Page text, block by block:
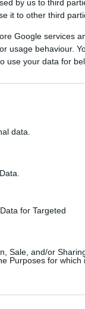
by us to third
it to other third
Google services
usage behaviour.
use your data for
data.
for Targeted
Sale, and/or
Purposes for which
care sa fie
iar multe
unui model